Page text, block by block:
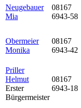
Neugebauer
Mia
08167
6943-58
Obermeier
Monika
08167
6943-42
Priller
Helmut
Erster
Bürgermeister
08167
6943-18